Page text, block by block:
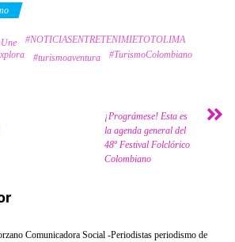
#NOTICIASENTRETENIMIETOTOLIMA
#turismoaventura
#TurismoColombiano
¡Prográmese! Esta es
la agenda general del
48º Festival Folclórico
Colombiano
Comunicadora Social -Periodistas periodismo de